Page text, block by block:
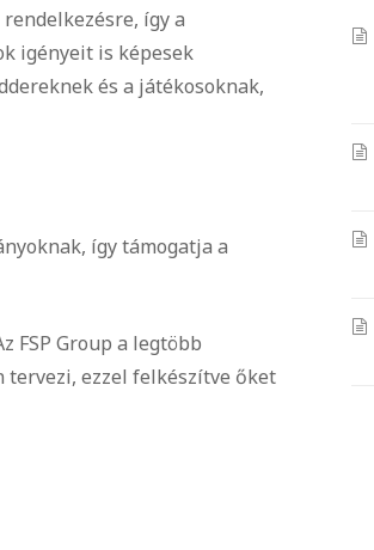
rendelkezésre, így a
igényeit is képesek
és a játékosoknak,
így támogatja a
FSP Group a legtöbb
tervezi, ezzel felkészítve őket